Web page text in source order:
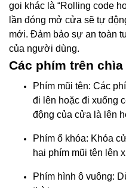
gọi khác là “Rolling code
lần đóng mở cửa sẽ tự
mới. Đảm bảo sự an toàn
của người dùng.
Các phím trên
Phím mũi tên: Các
đi lên hoặc đi xuống
động của cửa là lên
Phím ổ khóa: Khóa
hai phím mũi tên lên
Phím hình ô vuông: